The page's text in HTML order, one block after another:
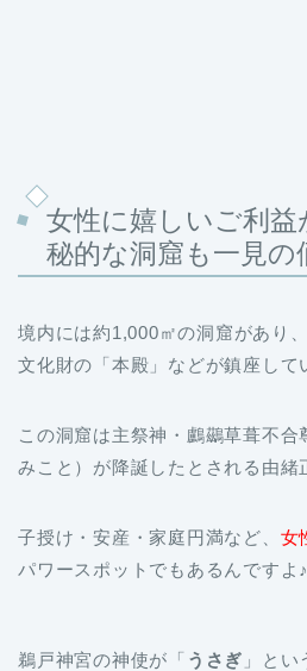
女性に嬉しいご利
秘的な洞窟も一見の
境内には約1,000㎡の洞窟があり
文化財の「本殿」などが鎮座して
この洞窟は主祭神・鸕鷀草葺不
みこと）が降誕したとされる由緒
子授け・安産・家庭円満など、 女
パワースポットでもあるんですよ♪
鵜戸神宮の神使が「 うさぎ 」と